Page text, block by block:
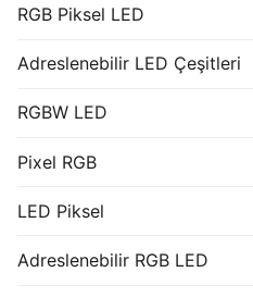
RGB Piksel LED
Adreslenebilir LED Çeşitleri
RGBW LED
Pixel RGB
LED Piksel
Adreslenebilir RGB LED